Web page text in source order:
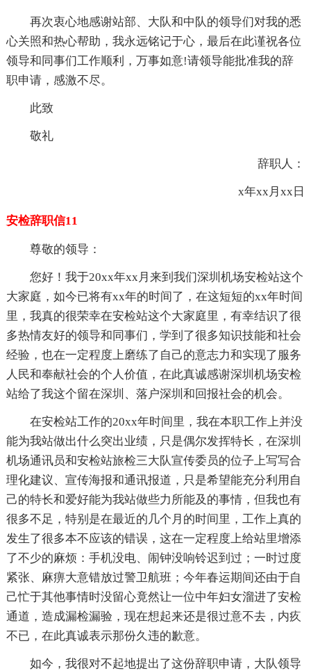
再次衷心地感谢站部、大队和中队的领导们对我的悉
心关照和热心帮助，我永远铭记于心，最后在此谨祝各位
领导和同事们工作顺利，万事如意!请领导能批准我的辞
职申请，感激不尽。
此致
敬礼
辞职人：
x年xx月xx日
安检辞职信11
尊敬的领导：
您好！我于20xx年xx月来到我们深圳机场安检站这个
大家庭，如今已将有xx年的时间了，在这短短的xx年时间
里，我真的很荣幸在安检站这个大家庭里，有幸结识了很
多热情友好的领导和同事们，学到了很多知识技能和社会
经验，也在一定程度上磨练了自己的意志力和实现了服务
人民和奉献社会的个人价值，在此真诚感谢深圳机场安检
站给了我这个留在深圳、落户深圳和回报社会的机会。
在安检站工作的20xx年时间里，我在本职工作上并没
能为我站做出什么突出业绩，只是偶尔发挥特长，在深圳
机场通讯员和安检站旅检三大队宣传委员的位子上写写合
理化建议、宣传海报和通讯报道，只是希望能充分利用自
己的特长和爱好能为我站做些力所能及的事情，但我也有
很多不足，特别是在最近的几个月的时间里，工作上真的
发生了很多本不应该的错误，这在一定程度上给站里增添
了不少的麻烦：手机没电、闹钟没响铃迟到过；一时过度
紧张、麻痹大意错放过警卫航班；今年春运期间还由于自
己忙于其他事情时没留心竟然让一位中年妇女溜进了安检
通道，造成漏检漏验，现在想起来还是很过意不去，内疚
不已，在此真诚表示那份久违的歉意。
如今，我很对不起地提出了这份辞职申请，大队领导